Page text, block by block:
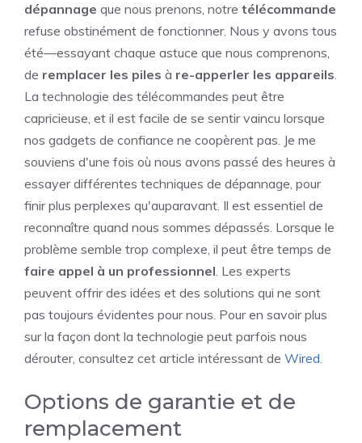
dépannage que nous prenons, notre télécommande
refuse obstinément de fonctionner. Nous y avons tous
été—essayant chaque astuce que nous comprenons,
de remplacer les piles à re-apperler les appareils.
La technologie des télécommandes peut être
capricieuse, et il est facile de se sentir vaincu lorsque
nos gadgets de confiance ne coopèrent pas. Je me
souviens d'une fois où nous avons passé des heures à
essayer différentes techniques de dépannage, pour
finir plus perplexes qu'auparavant. Il est essentiel de
reconnaître quand nous sommes dépassés. Lorsque le
problème semble trop complexe, il peut être temps de
faire appel à un professionnel. Les experts
peuvent offrir des idées et des solutions qui ne sont
pas toujours évidentes pour nous. Pour en savoir plus
sur la façon dont la technologie peut parfois nous
dérouter, consultez cet article intéressant de Wired.
Options de garantie et de
remplacement